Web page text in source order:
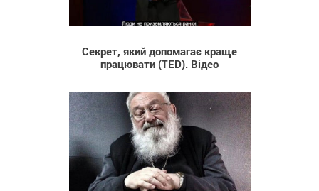
Секрет, який допомагає краще
працювати (TED). Відео